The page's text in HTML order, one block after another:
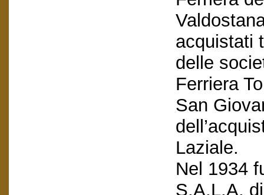
acquistati
delle
Ferriera
San
Laziale.
Nel 1934
S.A.L.A.